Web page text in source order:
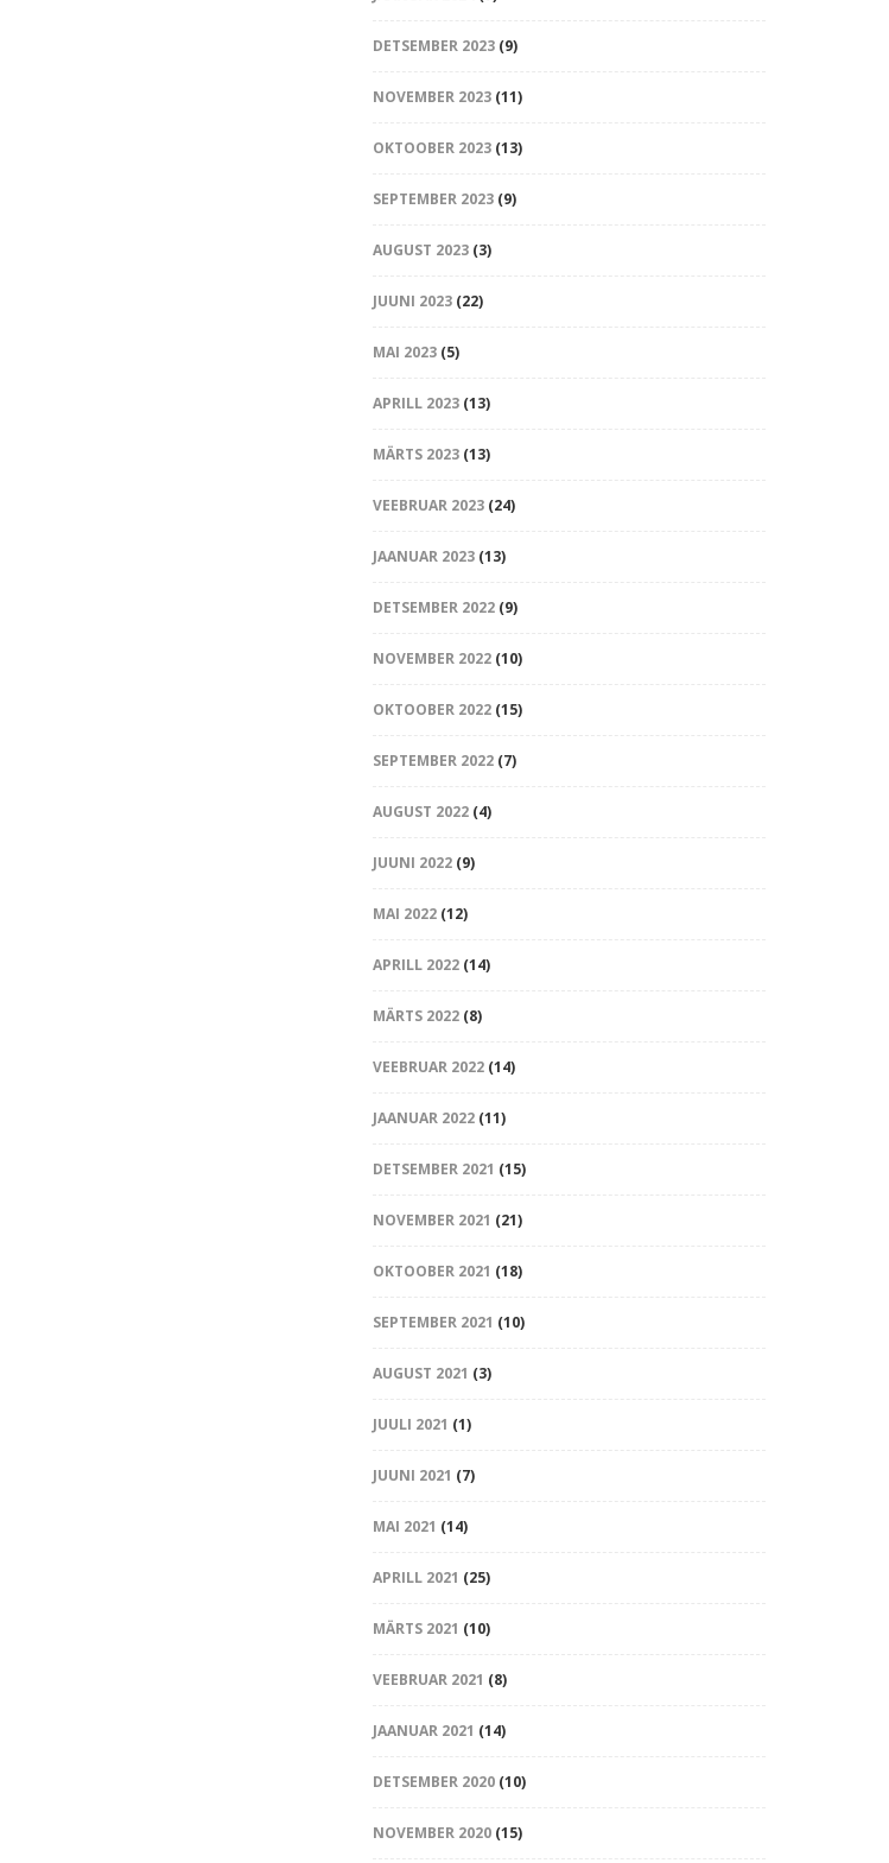
DETSEMBER 2023(9)
NOVEMBER 2023(11)
OKTOOBER 2023(13)
SEPTEMBER 2023(9)
AUGUST 2023(3)
JUUNI 2023(22)
MAI 2023(5)
APRILL 2023(13)
MÄRTS 2023(13)
VEEBRUAR 2023(24)
JAANUAR 2023(13)
DETSEMBER 2022(9)
NOVEMBER 2022(10)
OKTOOBER 2022(15)
SEPTEMBER 2022(7)
AUGUST 2022(4)
JUUNI 2022(9)
MAI 2022(12)
APRILL 2022(14)
MÄRTS 2022(8)
VEEBRUAR 2022(14)
JAANUAR 2022(11)
DETSEMBER 2021 (15)
NOVEMBER 2021 (21)
OKTOOBER 2021 (18)
SEPTEMBER 2021 (10)
AUGUST 2021 (3)
JUULI 2021 (1)
JUUNI 2021 (7)
MAI 2021 (14)
APRILL 2021 (25)
MÄRTS 2021 (10)
VEEBRUAR 2021 (8)
JAANUAR 2021 (14)
DETSEMBER 2020(10)
NOVEMBER 2020(15)